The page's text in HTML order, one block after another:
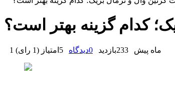
کدام گزینه بهتر است؟
1 ماه پیش 233بازدید 0دیدگاه 5 امتیاز (1 رای )